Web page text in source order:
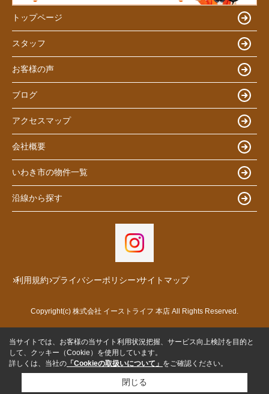
トップページ
スタッフ
お客様の声
ブログ
アクセスマップ
会社概要
いわき市の物件一覧
沿線から探す
利用規約 プライバシーポリシー サイトマップ
Copyright(c) 株式会社 イーストライフ 本店 All Rights Reserved.
当サイトでは、お客様の当サイト利用状況把握、サービス向上検討を目的と
して、クッキー（Cookie）を使用しています。
詳しくは、当社の 「Cookieの取扱いについて」 をご確認ください。
閉じる